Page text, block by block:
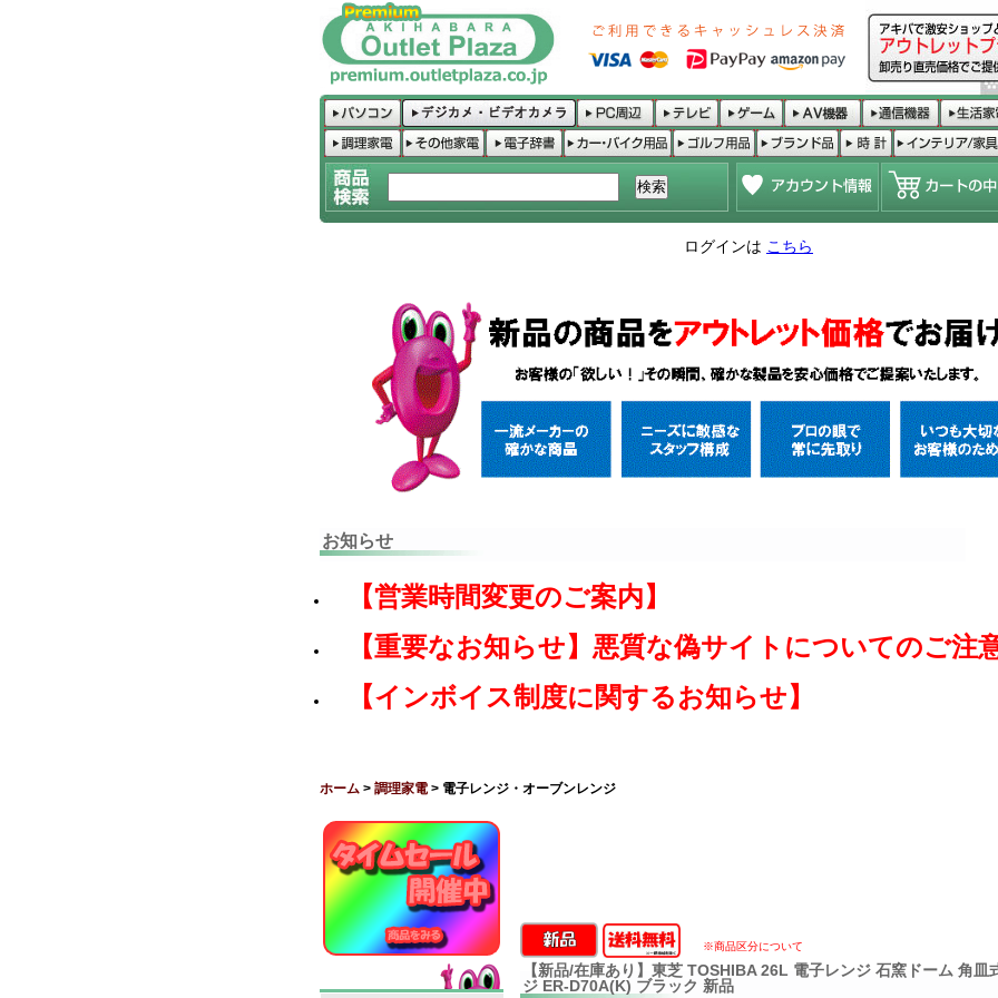
ログインは こちら
お知らせ
【営業時間変更のご案内】
【重要なお知らせ】悪質な偽サイトについてのご注
【インボイス制度に関するお知らせ】
ホーム > 調理家電 > 電子レンジ・オーブンレンジ
※商品区分について
【新品/在庫あり】東芝 TOSHIBA 26L 電子レンジ 石窯ドーム 角皿
ジ ER-D70A(K) ブラック 新品